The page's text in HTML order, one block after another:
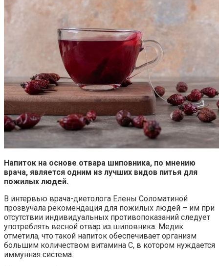
Напиток на основе отвара шиповника, по мнению
врача, является одним из лучших видов питья для
пожилых людей.
В интервью врача-диетолога Елены Соломатиной
прозвучала рекомендация для пожилых людей – им при
отсутствии индивидуальных противопоказаний следует
употреблять весной отвар из шиповника. Медик
отметила, что такой напиток обеспечивает организм
большим количеством витамина C, в котором нуждается
иммунная система.